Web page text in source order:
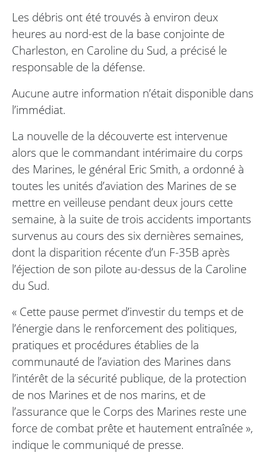
Les débris ont été trouvés à environ deux
heures au nord-est de la base conjointe de
Charleston, en Caroline du Sud, a précisé le
responsable de la défense.
Aucune autre information n’était disponible dans
l’immédiat.
La nouvelle de la découverte est intervenue
alors que le commandant intérimaire du corps
des Marines, le général Eric Smith, a ordonné à
toutes les unités d’aviation des Marines de se
mettre en veilleuse pendant deux jours cette
semaine, à la suite de trois accidents importants
survenus au cours des six dernières semaines,
dont la disparition récente d’un F-35B après
l’éjection de son pilote au-dessus de la Caroline
du Sud.
« Cette pause permet d’investir du temps et de
l’énergie dans le renforcement des politiques,
pratiques et procédures établies de la
communauté de l’aviation des Marines dans
l’intérêt de la sécurité publique, de la protection
de nos Marines et de nos marins, et de
l’assurance que le Corps des Marines reste une
force de combat prête et hautement entraînée »,
indique le communiqué de presse.